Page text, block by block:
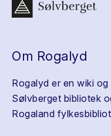
Om Rogalyd
Rogalyd er en wiki
Sølvberget bibliotek
Rogaland